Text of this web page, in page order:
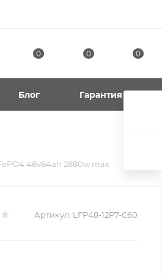
0 0 0
Блог Гарантия
48v84ah 2880w max
Артикул: LFP48-12P7-C60